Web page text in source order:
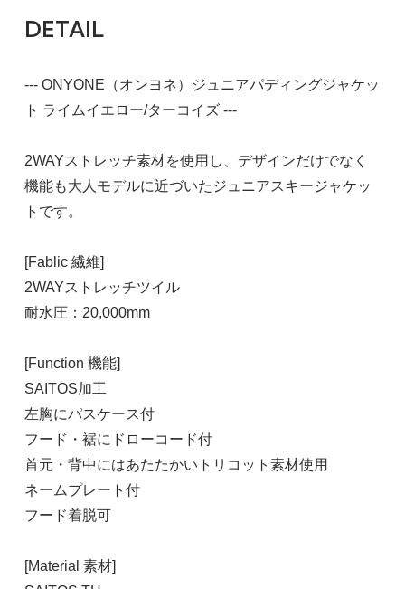
DETAIL
--- ONYONE（オンヨネ）ジュニアパディングジャケッ
ト ライムイエロー/ターコイズ ---
2WAYストレッチ素材を使用し、デザインだけでなく
機能も大人モデルに近づいたジュニアスキージャケッ
トです。
[Fablic 繊維]
2WAYストレッチツイル
耐水圧：20,000mm
[Function 機能]
SAITOS加工
左胸にパスケース付
フード・裾にドローコード付
首元・背中にはあたたかいトリコット素材使用
ネームプレート付
フード着脱可
[Material 素材]